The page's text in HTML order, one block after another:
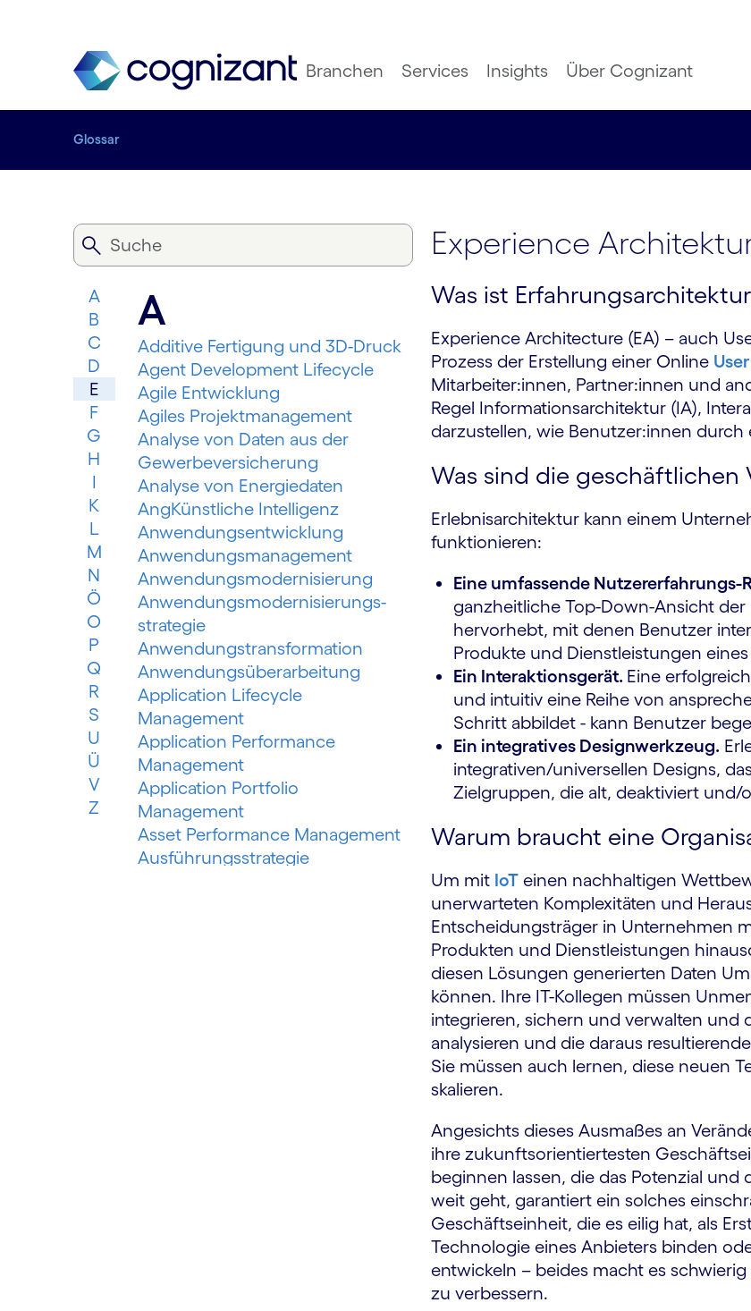
Branchen Services Insights Über Cognizant
Glossar
A
B
C
D
E
F
G
H
I
K
L
M
N
Ö
O
P
Q
R
S
U
Ü
V
Z
A
Additive Fertigung und 3D-Druck
Agent Development Lifecycle
Agile Entwicklung
Agiles Projektmanagement
Analyse von Daten aus der
Gewerbeversicherung
Analyse von Energiedaten
AngKünstliche Intelligenz
Anwendungsentwicklung
Anwendungsmanagement
Anwendungsmodernisierung
Anwendungsmodernisierungs­
strategie
Anwendungs­trans­for­mation
Anwendungsüberarbeitung
Application Lifecycle
Management
Application Performance
Management
Application Portfolio
Management
Asset Performance Management
Ausführungsstrategie
Experience
Was ist
Experience Architecture (EA) – auch
Prozess der Erstellung einer Online
Mitarbeiter:innen, Partner:innen und
Regel Informationsarchitektur (IA),
darzustellen, wie Benutzer:innen durch
Was sind die geschäftlichen
Erlebnisarchitektur kann einem
funktionieren:
Eine umfassende Nutzererfahrungs-
ganzheitliche Top-Down-Ansicht
hervorhebt, mit denen Benutzer
Produkte und Dienstleistungen
Ein Interaktionsgerät. Eine
und intuitiv eine Reihe von
Schritt abbildet - kann Benutzer
Ein integratives Designwerkzeug.
integrativen/universellen Designs,
Zielgruppen, die alt, deaktiviert
Warum braucht eine
Um mit IoT einen nachhaltigen
unerwarteten Komplexitäten und
Entscheidungsträger in Unternehmen
Produkten und Dienstleistungen
diesen Lösungen generierten Daten
können. Ihre IT-Kollegen müssen
integrieren, sichern und verwalten und
analysieren und die daraus
Sie müssen auch lernen, diese neuen
skalieren.
Angesichts dieses Ausmaßes an
ihre zukunftsorientiertesten
beginnen lassen, die das Potenzial
weit geht, garantiert ein solches
Geschäftseinheit, die es eilig hat, als
Technologie eines Anbieters binden
entwickeln – beides macht es
zu verbessern.